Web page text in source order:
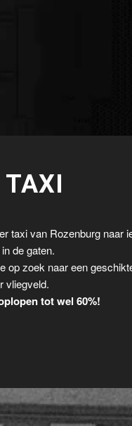
taxi van Rozenburg naar
de gaten.
op zoek naar een
vliegveld.
tot wel 60%!